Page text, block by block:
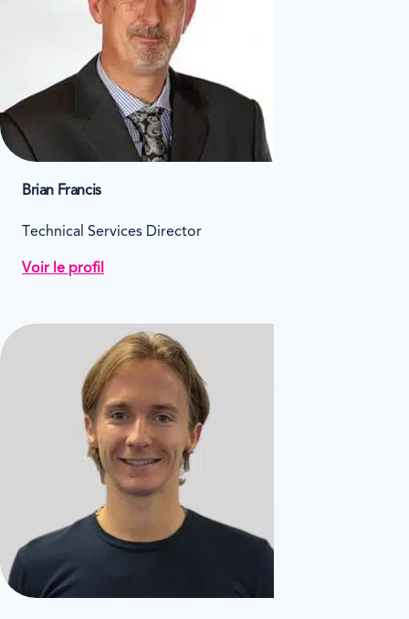
Brian Francis
Technical Services Director
Voir le profil